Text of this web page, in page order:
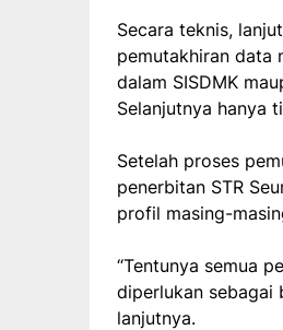
Secara teknis,
pemutakhiran data
dalam SISDMK
Selanjutnya hanya
Setelah proses
penerbitan STR
profil masing-
“Tentunya semua
diperlukan sebagai
lanjutnya.